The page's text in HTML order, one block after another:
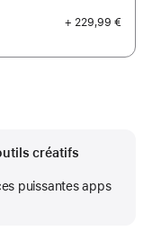
+ 229,99 €
créatifs
puissantes apps